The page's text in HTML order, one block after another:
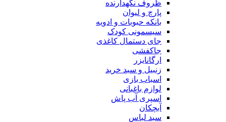
ظروف نگهدارنده
پارچ و لیوان
بانکه حبوبات و ادویه
سیسمونی کودک
جای دستمال کاغذی
جاکفشی
ارگانایزر
زنبیل و سبد خرید
اسباب بازی
لوازم باغبانی
اسپری آب پاش
آبچکان
سبد لباس